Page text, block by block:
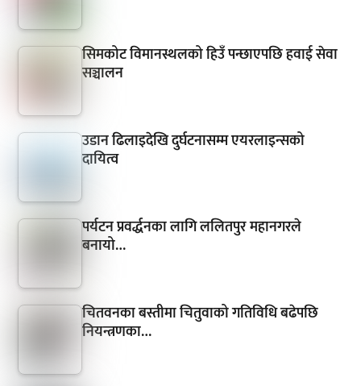
सिमकोट विमानस्थलको हिउँ पन्छाएपछि हवाई सेवा
सञ्चालन
उडान ढिलाइदेखि दुर्घटनासम्म एयरलाइन्सको
दायित्व
पर्यटन प्रवर्द्धनका लागि ललितपुर महानगरले
बनायो…
चितवनका बस्तीमा चितुवाको गतिविधि बढेपछि
नियन्त्रणका…